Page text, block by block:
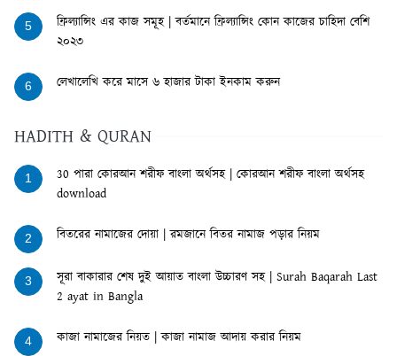
5
ফ্রিল্যান্সিং এর কাজ সমূহ | বর্তমানে ফ্রিল্যান্সিং কোন কাজের চাহিদা বেশি
২০২৩
6 লেখালেখি করে মাসে ৬ হাজার টাকা ইনকাম করুন
HADITH & QURAN
1
30 পারা কোরআন শরীফ বাংলা অর্থসহ | কোরআন শরীফ বাংলা অর্থসহ
download
2 বিতরের নামাজের দোয়া | রমজানে বিতর নামাজ পড়ার নিয়ম
3
সূরা বাকারার শেষ দুই আয়াত বাংলা উচ্চারণ সহ | Surah Baqarah Last
2 ayat in Bangla
4 কাজা নামাজের নিয়ত | কাজা নামাজ আদায় করার নিয়ম